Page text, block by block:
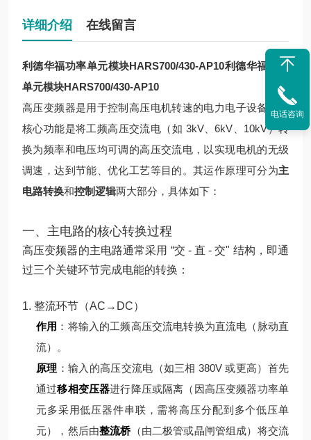
详细介绍 在线留言
利德华福功率单元模块HARS700/430-AP10利德华福功率
单元模块HARS700/430-AP10
高压变频器是用于控制高压电机转速的电力电子设备，其
核心功能是将工频高压交流电（如 3kV、6kV、10kV）转
换为频率和电压均可调的高压交流电，以实现电机的无级
调速，达到节能、优化工艺等目的。其运作原理可分为主
电路转换和控制逻辑两大部分，具体如下：
一、主电路的核心转换过程
高压变频器的主电路通常采用 “交 - 直 - 交" 结构，即通
过三个关键环节完成电能的转换：
1. 整流环节（AC→DC）
作用 ：将输入的工频高压交流电转换为直流电（脉动直
流）。
原理 ： 输入的高压交流电（如三相 380V 或更高）首先
通过移相变压器进行降压或隔离（因高压变频器功率单
元多采用低压器件串联，需将高压分配到多个低压单
元），然后由整流桥（由二极管或晶闸管组成）将交流
电话咨询